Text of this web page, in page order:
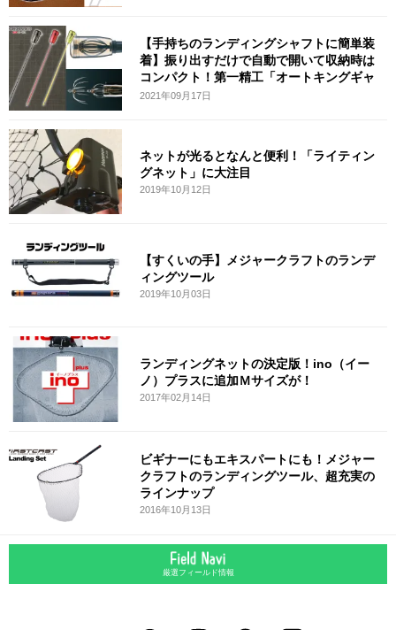
【手持ちのランディングシャフトに簡単装
着】振り出すだけで自動で開いて収納時は
コンパクト！第一精工「オートキングギャ
フ
2021年09月17日
ネットが光るとなんと便利！「ライティン
グネット」に大注目
2019年10月12日
【すくいの手】メジャークラフトのランデ
ィングツール
2019年10月03日
ランディングネットの決定版！ino（イー
ノ）プラスに追加Ｍサイズが！
2017年02月14日
ビギナーにもエキスパートにも！メジャー
クラフトのランディングツール、超充実の
ラインナップ
2016年10月13日
厳選フィールド情報